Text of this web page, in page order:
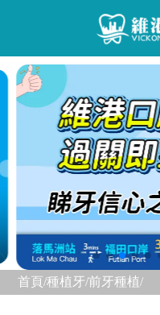
首頁/種植牙/前牙種植/